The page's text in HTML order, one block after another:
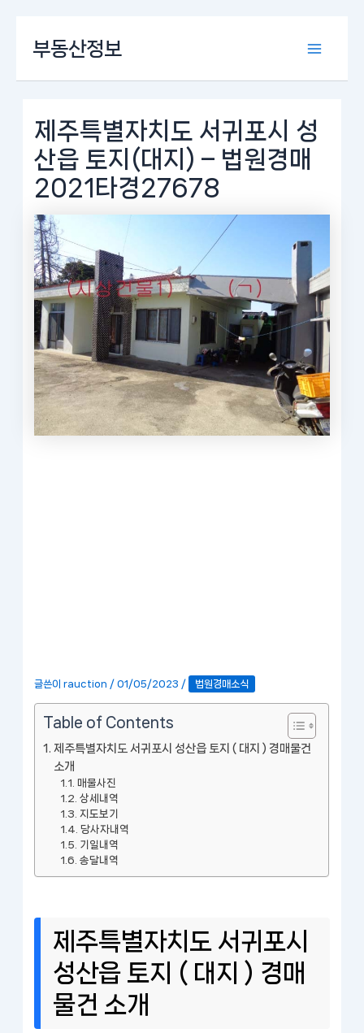
로
부동산정보
제주특별자치도 서귀포시 성
산읍 토지(대지) – 법원경매
2021타경27678
글쓴이rauction /01/05/2023 / 법원경매소식
Table of Contents
제주특별자치도 서귀포시 성산읍 토지 ( 대지 ) 경매물건
소개
매물사진
상세내역
지도보기
당사자내역
기일내역
송달내역
제주특별자치도 서귀포시
성산읍 토지 ( 대지 ) 경매
물건 소개